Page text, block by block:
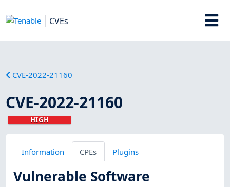
CVEs
CVE-2022-21160
CVE-2022-21160
HIGH
Information CPEs Plugins
Vulnerable Software